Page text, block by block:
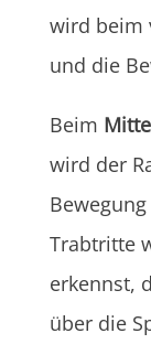
wird beim
und die
Beim
wird der
Trabtritte
erkennst,
über die